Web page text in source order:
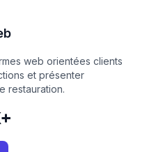
web orientées clients
et présenter
restauration.